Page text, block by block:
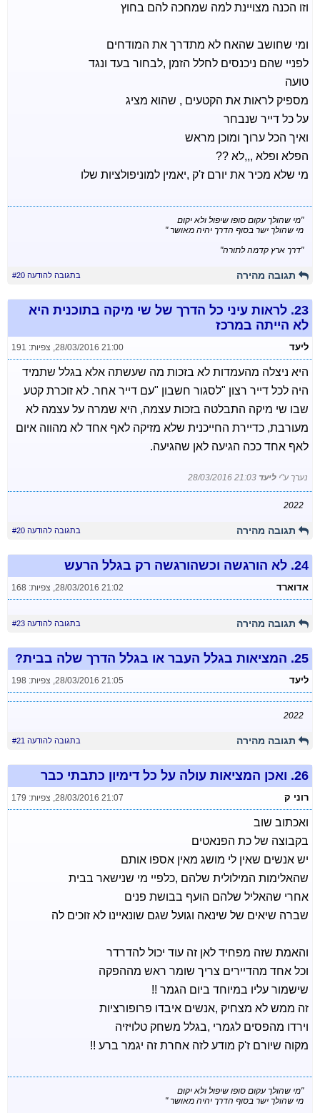
וזו הכנה מצויינת למה שמחכה להם בחוץ
ומי שחושב שהאח לא מתדרך את המודחים
לפניי שהם ניכנסים לחלל הזמן ,לבחור בעד ונגד
טועה
מספיק לראות את הקטעים , שהוא מציג
על כל דייר שנבחר
ואיך הכל ערוך ומוכן מראש
הפלא ופלא ,,,לא ??
מי שלא מכיר את יורם ז'ק ,יאמין למוניפולציות שלו
"מי שהולך עקום סופו שיפול ולא יקום
מי שהולך ישר בסוף הדרך יהיה מאושר "
"דרך ארץ קדמה לתורה"
תגובה מהירה בתגובה להודעה #20
23. לראות עיני כל הדרך של שי מיקה בתוכנית היא
לא הייתה במרכז
ליעד 28/03/2016 21:00
, צפיות: 191
היא ניצלה מהעמדות לא בזכות מה שעשתה אלא בגלל שתמיד
היה לכל דייר רצון "לסגור חשבון "עם דייר אחר. לא זוכרת קטע
שבו שי מיקה התבלטה בזכות עצמה, היא שמרה על עצמה לא
מעורבת, כדיירת החייכנית שלא מזיקה לאף אחד לא מהווה איום
לאף אחד ככה הגיעה לאן שהגיעה.
נערך ע"י ליעד 28/03/2016 21:03
2022
תגובה מהירה בתגובה להודעה #20
24. לא הורגשה וכשהורגשה רק בגלל הרעש
אדוארד 28/03/2016 21:02
, צפיות: 168
תגובה מהירה בתגובה להודעה #23
25. המציאות בגלל העבר או בגלל הדרך שלה בבית?
ליעד 28/03/2016 21:05
, צפיות: 198
2022
תגובה מהירה בתגובה להודעה #21
26. ואכן המציאות עולה על כל דימיון כתבתי כבר
רוני ק 28/03/2016 21:07
, צפיות: 179
ואכתוב שוב
בקבוצה של כת הפנאטים
יש אנשים שאין לי מושג מאין אספו אותם
שהאלימות המילולית שלהם ,כלפיי מי שנישאר בבית
אחרי שהאליל שלהם הועף בבושת פנים
שברה שיאים של שינאה וגועל שגם שונאיינו לא זוכים לה
והאמת שזה מפחיד לאן זה עוד יכול להדרדר
וכל אחד מהדיירים צריך שומר ראש מההפקה
שישמור עליו במיוחד ביום הגמר !!
זה ממש לא מצחיק ,אנשים איבדו פרופורציות
וירדו מהפסים לגמרי ,בגלל משחק טלויזיה
מקוה שיורם ז'ק מודע לזה אחרת זה יגמר ברע !!
"מי שהולך עקום סופו שיפול ולא יקום
מי שהולך ישר בסוף הדרך יהיה מאושר "